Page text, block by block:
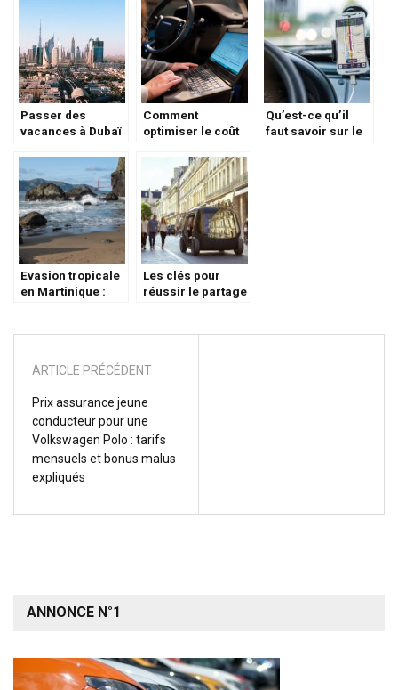
Passer des
vacances à Dubaï
Comment
optimiser le coût
Qu’est-ce qu’il
faut savoir sur le
Evasion tropicale
en Martinique :
Les clés pour
réussir le partage
ARTICLE PRÉCÉDENT
Prix assurance jeune
conducteur pour une
Volkswagen Polo : tarifs
mensuels et bonus malus
expliqués
ANNONCE N°1